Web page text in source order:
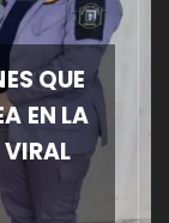
QUE
EN LA